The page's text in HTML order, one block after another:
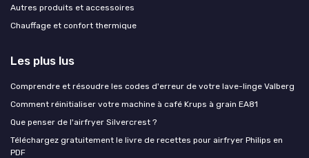
Autres produits et accessoires
Chauffage et confort thermique
Les plus lus
Comprendre et résoudre les codes d'erreur de votre lave-linge Valberg
Comment réinitialiser votre machine à café Krups à grain EA81
Que penser de l'airfryer Silvercrest ?
Téléchargez gratuitement le livre de recettes pour airfryer Philips en
PDF